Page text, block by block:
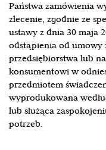
Państwa zamówienia
zlecenie, zgodnie ze
ustawy z dnia 30 maja
odstąpienia od umowy
przedsiębiorstwa lub
konsumentowi w
przedmiotem
wyprodukowana
lub służąca
potrzeb.